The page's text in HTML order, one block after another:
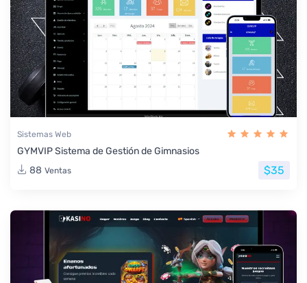
Sistemas Web
GYMVIP Sistema de Gestión de Gimnasios
88 Ventas $35